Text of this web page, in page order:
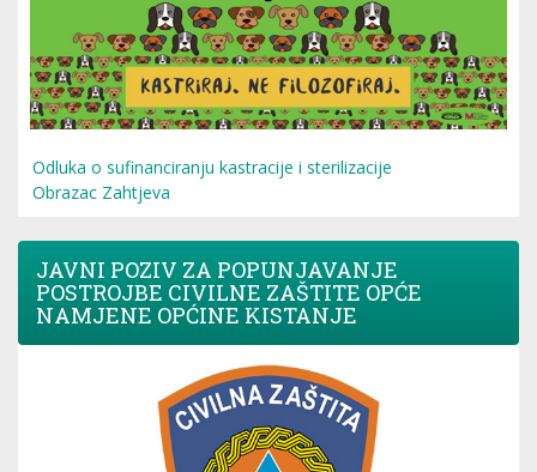
Odluka o sufinanciranju kastracije i sterilizacije
Obrazac Zahtjeva
JAVNI POZIV ZA POPUNJAVANJE
POSTROJBE CIVILNE ZAŠTITE OPĆE
NAMJENE OPĆINE KISTANJE